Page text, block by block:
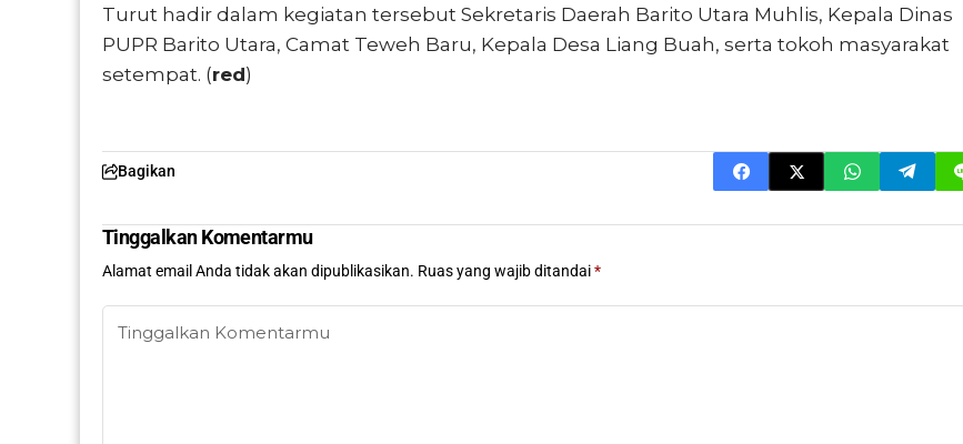
Turut hadir dalam kegiatan tersebut Sekretaris Daerah Barito Utara Muhlis, Kepala Dinas
PUPR Barito Utara, Camat Teweh Baru, Kepala Desa Liang Buah, serta tokoh masyarakat
setempat. (red)
Bagikan
Tinggalkan Komentarmu
Alamat email Anda tidak akan dipublikasikan. Ruas yang wajib ditandai*